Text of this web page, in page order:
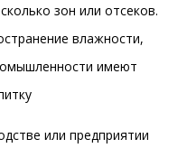
зон или отсеков.
влажности,
имеют
или предприятии